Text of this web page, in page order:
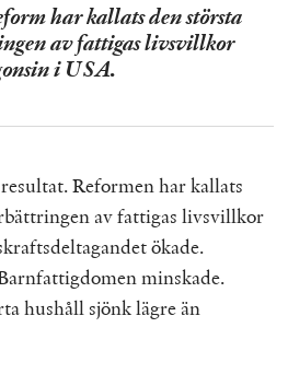
har kallats den största
av fattigas livsvillkor
i USA.
Reformen har kallats
av fattigas livsvillkor
ökade.
minskade.
hushåll sjönk lägre än